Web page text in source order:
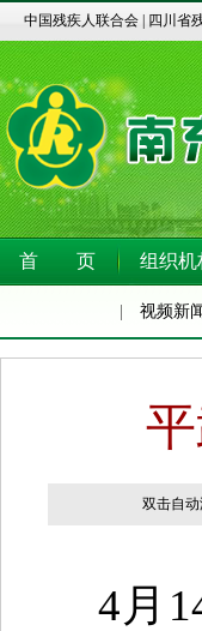
中国残疾人联合会 四川省
首 页 组织机
视频新
双击自
4月